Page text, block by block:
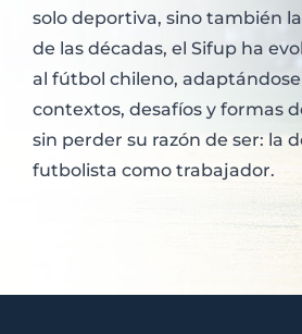
solo deportiva, sino también
de las décadas, el Sifup ha
al fútbol chileno,
contextos, desafíos y formas
sin perder su razón de ser: la
futbolista como trabajador.